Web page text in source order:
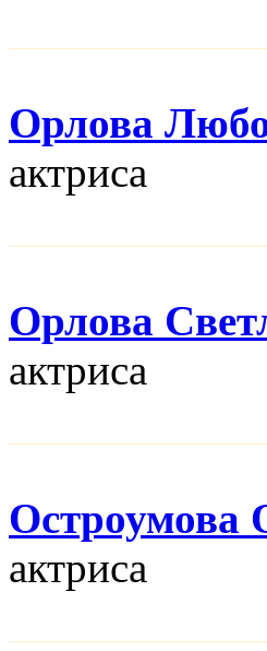
Орлова
актриса
Орлова
актриса
Остроумова
актриса